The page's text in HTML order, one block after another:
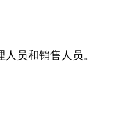
员和销售人员。